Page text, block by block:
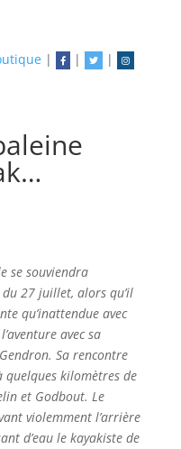
| | |
se souviendra
27 juillet, alors qu’il
qu’inattendue avec
avec sa
Sa rencontre
quelques kilomètres de
et Godbout. Le
violemment l’arrière
d’eau le kayakiste de